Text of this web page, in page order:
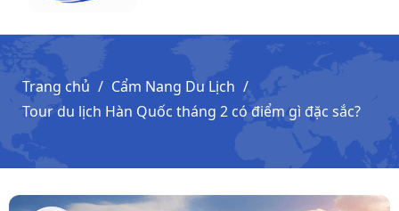
Trang chủ
Cẩm Nang Du Lịch
Tour du lịch Hàn Quốc tháng 2 có điểm gì đặc sắc?